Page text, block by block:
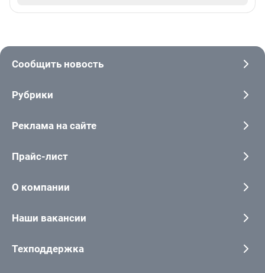
Сообщить новость
Рубрики
Реклама на сайте
Прайс-лист
О компании
Наши вакансии
Техподдержка